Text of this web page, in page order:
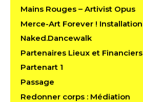
Mains Rouges – Artivist Opus
Merce-Art Forever ! Installation
Naked.Dancewalk
Partenaires Lieux et Financiers
Partenart 1
Passage
Redonner corps : Médiation